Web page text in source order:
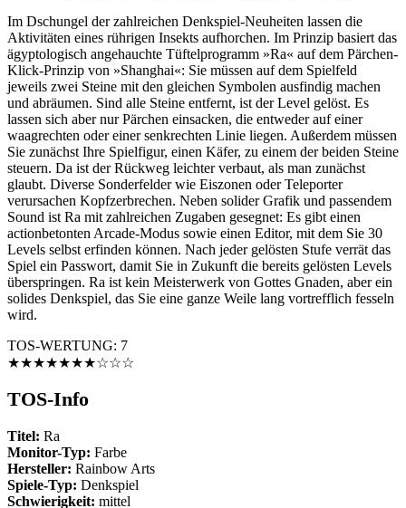
Im Dschungel der zahlreichen Denkspiel-Neuheiten lassen die
Aktivitäten eines rührigen Insekts aufhorchen. Im Prinzip basiert das
ägyptologisch angehauchte Tüftelprogramm »Ra« auf dem Pärchen-
Klick-Prinzip von »Shanghai«: Sie müssen auf dem Spielfeld
jeweils zwei Steine mit den gleichen Symbolen ausfindig machen
und abräumen. Sind alle Steine entfernt, ist der Level gelöst. Es
lassen sich aber nur Pärchen einsacken, die entweder auf einer
waagrechten oder einer senkrechten Linie liegen. Außerdem müssen
Sie zunächst Ihre Spielfigur, einen Käfer, zu einem der beiden Steine
steuern. Da ist der Rückweg leichter verbaut, als man zunächst
glaubt. Diverse Sonderfelder wie Eiszonen oder Teleporter
verursachen Kopfzerbrechen. Neben solider Grafik und passendem
Sound ist Ra mit zahlreichen Zugaben gesegnet: Es gibt einen
actionbetonten Arcade-Modus sowie einen Editor, mit dem Sie 30
Levels selbst erfinden können. Nach jeder gelösten Stufe verrät das
Spiel ein Passwort, damit Sie in Zukunft die bereits gelösten Levels
überspringen. Ra ist kein Meisterwerk von Gottes Gnaden, aber ein
solides Denkspiel, das Sie eine ganze Weile lang vortrefflich fesseln
wird.
TOS-WERTUNG: 7
★★★★★★★☆☆☆
TOS-Info
Titel: Ra
Monitor-Typ: Farbe
Hersteller: Rainbow Arts
Spiele-Typ: Denkspiel
Schwierigkeit: mittel